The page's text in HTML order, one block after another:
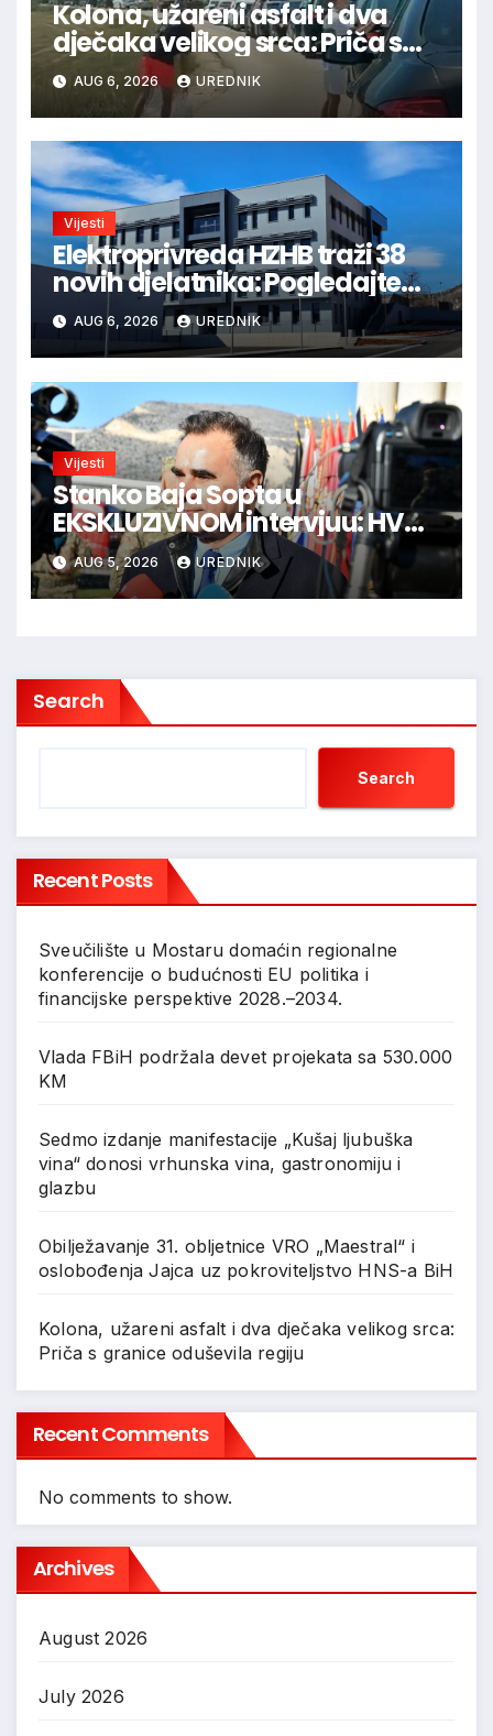
Kolona, užareni asfalt i dva
dječaka velikog srca: Priča s
granice oduševila regiju
AUG 6, 2026 UREDNIK
Vijesti
Elektroprivreda HZHB traži 38
novih djelatnika: Pogledajte
otvorena radna mjesta po
gradovima
AUG 6, 2026 UREDNIK
Vijesti
Stanko Baja Sopta u
EKSKLUZIVNOM intervjuu: HVO
je trebao ući u Vukovar preko
Marinaca, Bogdanovaca i
Bršadina
AUG 5, 2026 UREDNIK
Search
Search
Recent Posts
Sveučilište u Mostaru domaćin regionalne
konferencije o budućnosti EU politika i
financijske perspektive 2028.–2034.
Vlada FBiH podržala devet projekata sa 530.000
KM
Sedmo izdanje manifestacije „Kušaj ljubuška
vina“ donosi vrhunska vina, gastronomiju i
glazbu
Obilježavanje 31. obljetnice VRO „Maestral“ i
oslobođenja Jajca uz pokroviteljstvo HNS-a BiH
Kolona, užareni asfalt i dva dječaka velikog srca:
Priča s granice oduševila regiju
Recent Comments
No comments to show.
Archives
August 2026
July 2026